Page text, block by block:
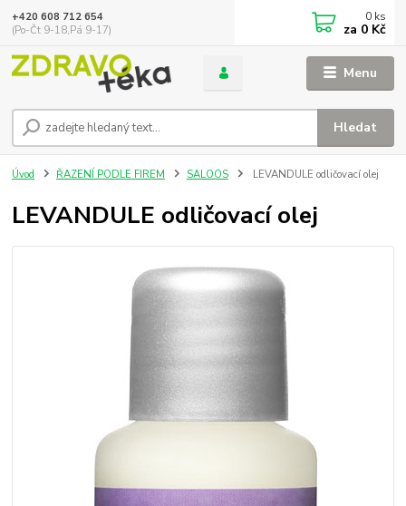
Menu
Hledat
+420 608 712 654
(Po-Čt 9-18,Pá 9-17)
0 ks
za 0 Kč
Úvod ŘAZENÍ PODLE FIREM SALOOS LEVANDULE odličovací olej
LEVANDULE odličovací olej